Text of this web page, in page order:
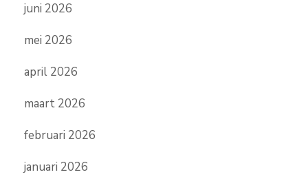
juni 2026
mei 2026
april 2026
maart 2026
februari 2026
januari 2026